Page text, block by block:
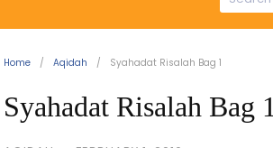
Home Aqidah Syahadat Risalah Bag 1
Syahadat Risalah Bag 1